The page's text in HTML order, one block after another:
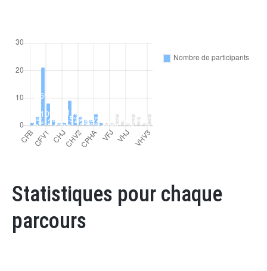
Statistiques pour chaque
parcours